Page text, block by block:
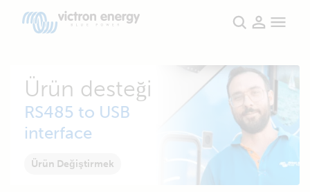
Ürün desteği
RS485 to USB
interface
Ürün Değiştirmek